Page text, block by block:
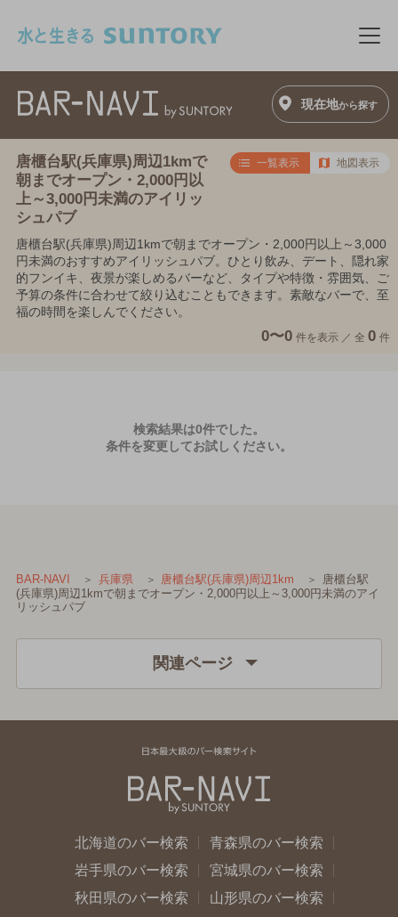
メ
現在地から探す
唐櫃台駅(兵庫県)周辺1kmで
朝までオープン・2,000円以
上～3,000円未満のアイリッ
シュパブ
一覧表示 地図表示
唐櫃台駅(兵庫県)周辺1kmで朝までオープン・2,000円以上～3,000
円未満のおすすめアイリッシュパブ。ひとり飲み、デート、隠れ家
的フンイキ、夜景が楽しめるバーなど、タイプや特徴・雰囲気、ご
予算の条件に合わせて絞り込むこともできます。素敵なバーで、至
福の時間を楽しんでください。
0〜0 件を表示 ／ 全 0 件
検索結果は0件でした。
条件を変更してお試しください。
BAR-NAVI 兵庫県 唐櫃台駅(兵庫県)周辺1km
唐櫃台駅
(兵庫県)周辺1kmで朝までオープン・2,000円以上～3,000円未満のアイ
リッシュパブ
関連ページ
北海道のバー検索
青森県のバー検索
岩手県のバー検索
宮城県のバー検索
秋田県のバー検索
山形県のバー検索